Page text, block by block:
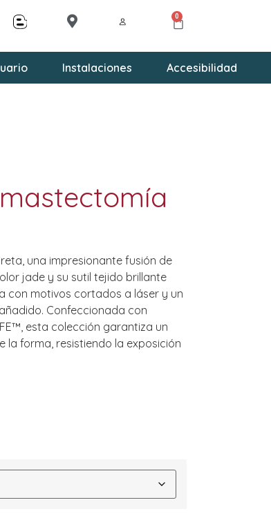
0
Instalaciones Accesibilidad
una impresionante fusión de
jade y su sutil tejido brillante
con motivos cortados a láser y un
Confeccionada con
esta colección garantiza un
forma, resistiendo la exposición